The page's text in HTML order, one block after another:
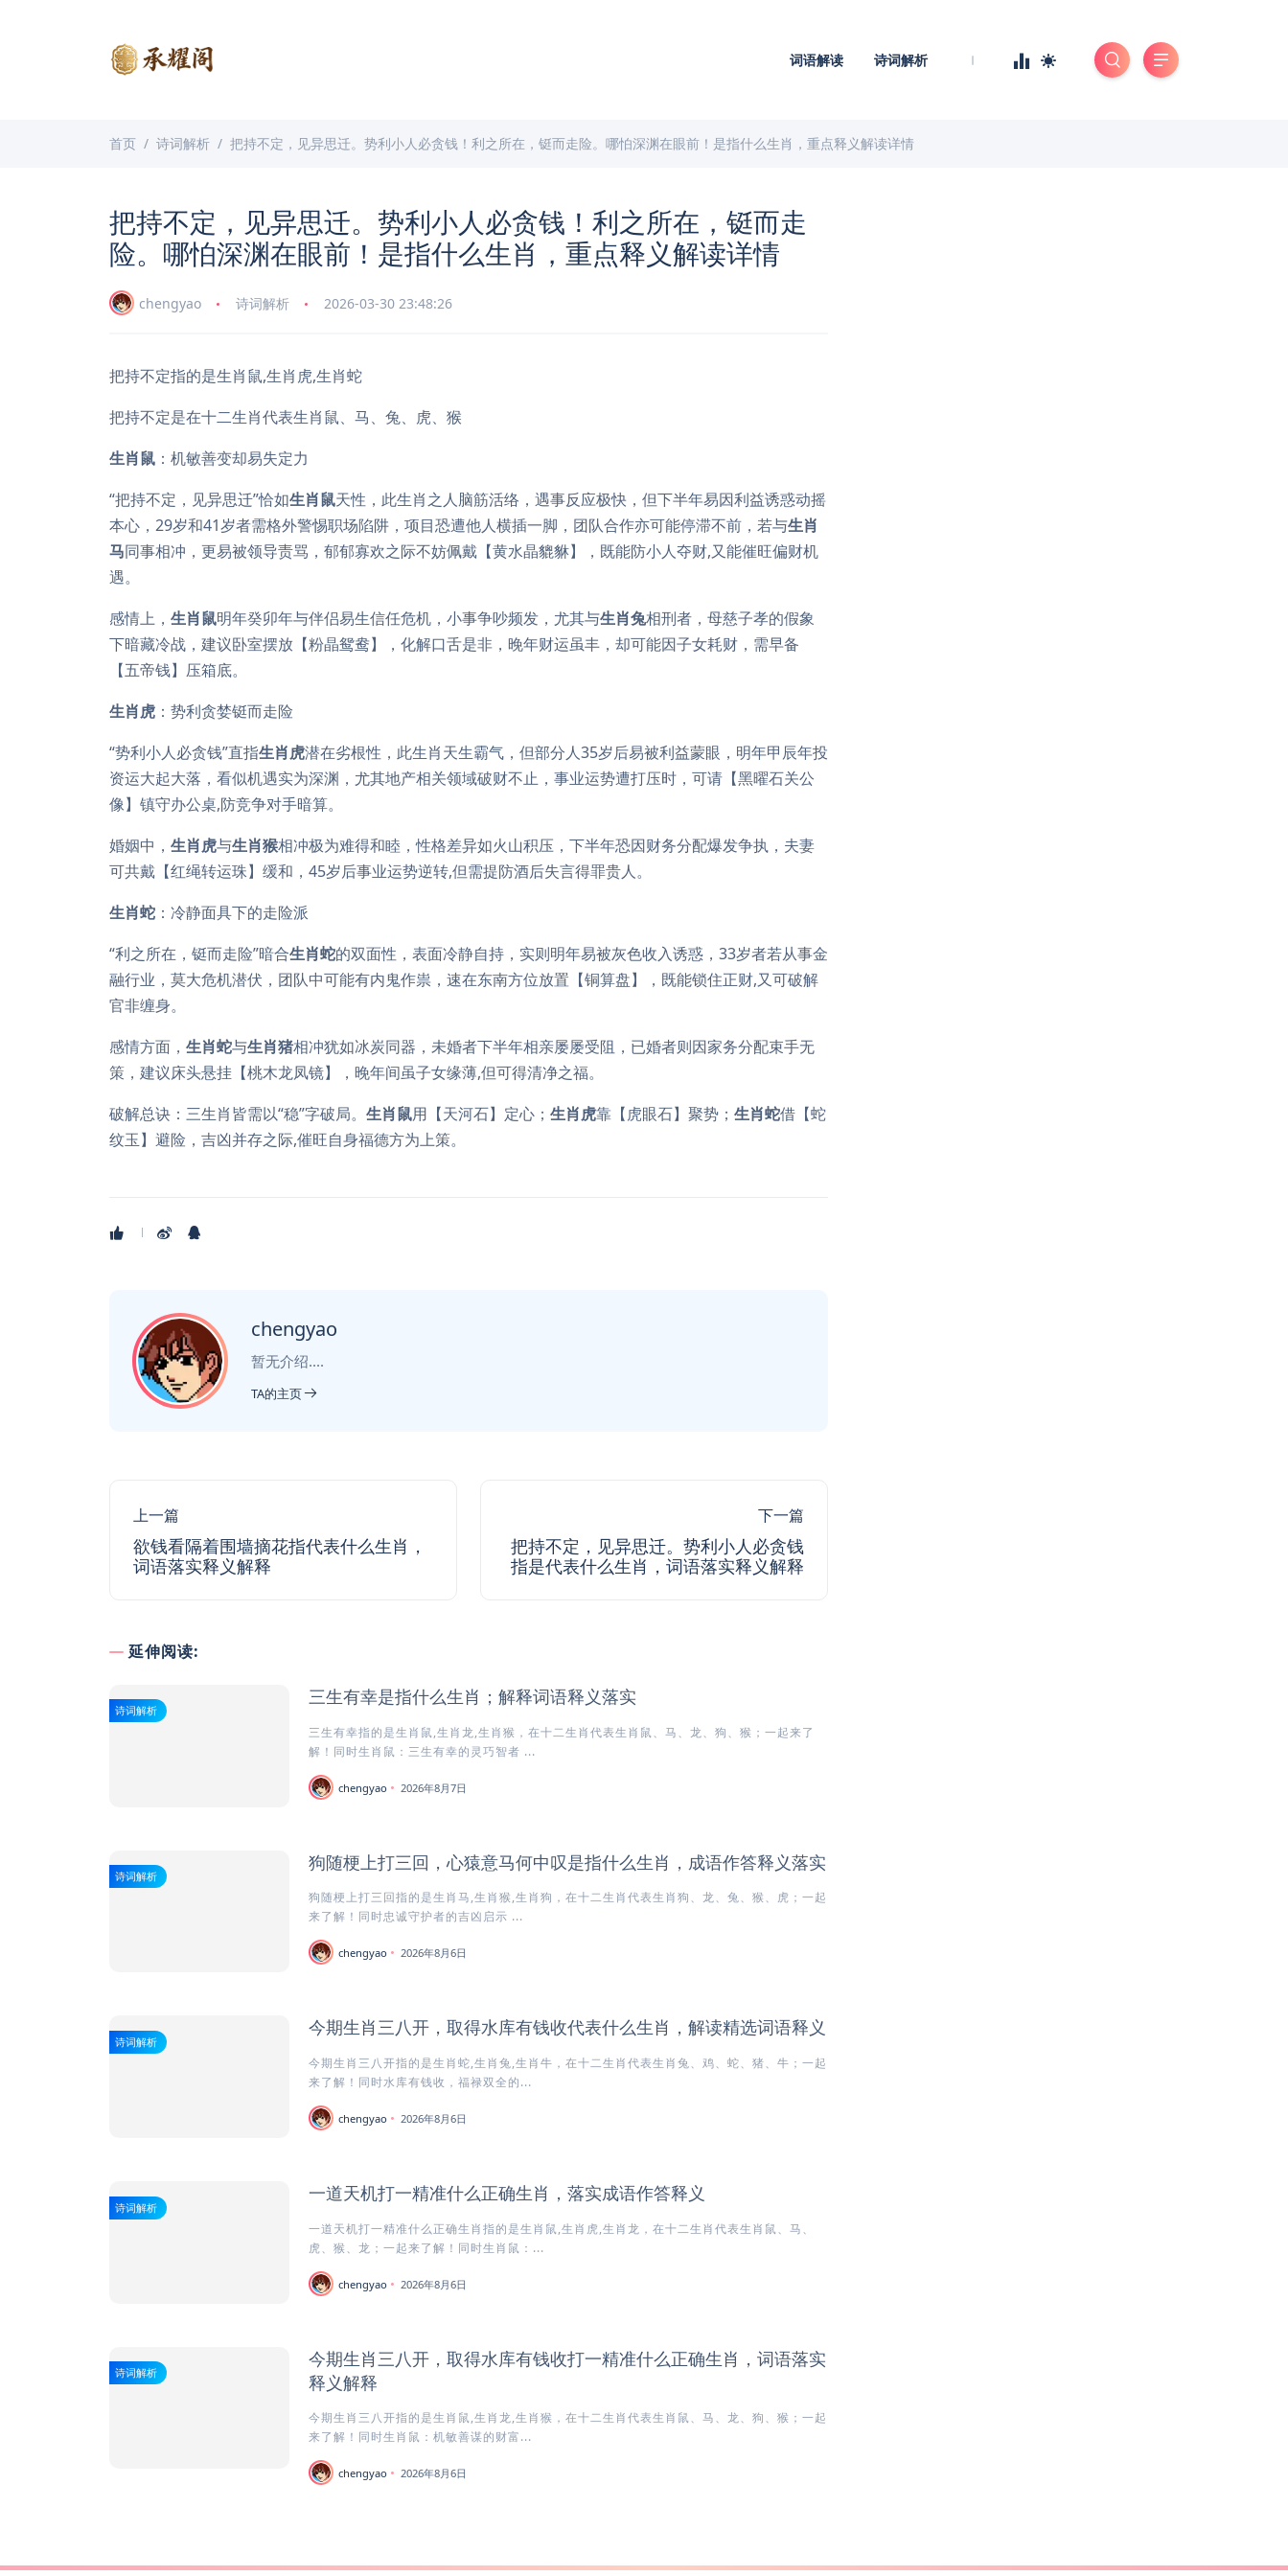
词语解读 诗词解析
首页 诗词解析 把持不定，见异思迁。势利小人必贪钱！利之所在，铤而走险。哪怕深渊在眼前！是指什么生肖，重点释义解读详情
把持不定，见异思迁。势利小人必贪钱！利之所在，铤而走
险。哪怕深渊在眼前！是指什么生肖，重点释义解读详情
chengyao 诗词解析 2026-03-30 23:48:26
把持不定指的是生肖鼠,生肖虎,生肖蛇
把持不定是在十二生肖代表生肖鼠、马、兔、虎、猴
生肖鼠 ：机敏善变却易失定力
“把持不定，见异思迁”恰如生肖鼠天性，此生肖之人脑筋活络，遇事反应极快，但下半年易因利益诱惑动摇
本心，29岁和41岁者需格外警惕职场陷阱，项目恐遭他人横插一脚，团队合作亦可能停滞不前，若与生肖
马同事相冲，更易被领导责骂，郁郁寡欢之际不妨佩戴【黄水晶貔貅】，既能防小人夺财,又能催旺偏财机
遇。
感情上， 生肖鼠明年癸卯年与伴侣易生信任危机，小事争吵频发，尤其与生肖兔相刑者，母慈子孝的假象
下暗藏冷战，建议卧室摆放【粉晶鸳鸯】，化解口舌是非，晚年财运虽丰，却可能因子女耗财，需早备
【五帝钱】压箱底。
生肖虎 ：势利贪婪铤而走险
“势利小人必贪钱”直指生肖虎潜在劣根性，此生肖天生霸气，但部分人35岁后易被利益蒙眼，明年甲辰年投
资运大起大落，看似机遇实为深渊，尤其地产相关领域破财不止，事业运势遭打压时，可请【黑曜石关公
像】镇守办公桌,防竞争对手暗算。
婚姻中， 生肖虎与生肖猴相冲极为难得和睦，性格差异如火山积压，下半年恐因财务分配爆发争执，夫妻
可共戴【红绳转运珠】缓和，45岁后事业运势逆转,但需提防酒后失言得罪贵人。
生肖蛇 ：冷静面具下的走险派
“利之所在，铤而走险”暗合生肖蛇的双面性，表面冷静自持，实则明年易被灰色收入诱惑，33岁者若从事金
融行业，莫大危机潜伏，团队中可能有内鬼作祟，速在东南方位放置【铜算盘】，既能锁住正财,又可破解
官非缠身。
感情方面， 生肖蛇与生肖猪相冲犹如冰炭同器，未婚者下半年相亲屡屡受阻，已婚者则因家务分配束手无
策，建议床头悬挂【桃木龙凤镜】，晚年间虽子女缘薄,但可得清净之福。
破解总诀：三生肖皆需以“稳”字破局。 生肖鼠用【天河石】定心； 生肖虎靠【虎眼石】聚势； 生肖蛇借【蛇
纹玉】避险，吉凶并存之际,催旺自身福德方为上策。
chengyao
暂无介绍....
TA的主页
上一篇
欲钱看隔着围墙摘花指代表什么生肖，
词语落实释义解释
下一篇
把持不定，见异思迁。势利小人必贪钱
指是代表什么生肖，词语落实释义解释
延伸阅读:
诗词解析
三生有幸是指什么生肖；解释词语释义落实
三生有幸指的是生肖鼠,生肖龙,生肖猴，在十二生肖代表生肖鼠、马、龙、狗、猴；一起来了
解！同时生肖鼠：三生有幸的灵巧智者 ...
chengyao 2026年8月7日
诗词解析
狗随梗上打三回，心猿意马何中叹是指什么生肖，成语作答释义落实
狗随梗上打三回指的是生肖马,生肖猴,生肖狗，在十二生肖代表生肖狗、龙、兔、猴、虎；一起
来了解！同时忠诚守护者的吉凶启示 ...
chengyao 2026年8月6日
诗词解析
今期生肖三八开，取得水库有钱收代表什么生肖，解读精选词语释义
今期生肖三八开指的是生肖蛇,生肖兔,生肖牛，在十二生肖代表生肖兔、鸡、蛇、猪、牛；一起
来了解！同时水库有钱收，福禄双全的...
chengyao 2026年8月6日
诗词解析
一道天机打一精准什么正确生肖，落实成语作答释义
一道天机打一精准什么正确生肖指的是生肖鼠,生肖虎,生肖龙，在十二生肖代表生肖鼠、马、
虎、猴、龙；一起来了解！同时生肖鼠：...
chengyao 2026年8月6日
诗词解析
今期生肖三八开，取得水库有钱收打一精准什么正确生肖，词语落实
释义解释
今期生肖三八开指的是生肖鼠,生肖龙,生肖猴，在十二生肖代表生肖鼠、马、龙、狗、猴；一起
来了解！同时生肖鼠：机敏善谋的财富...
chengyao 2026年8月6日